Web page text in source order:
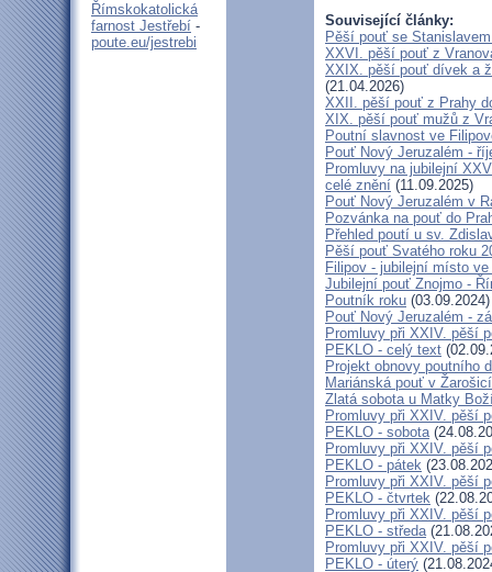
Římskokatolická
farnost Jestřebí -
poute.eu/jestrebi
Související články:
Pěší pouť se
XXVI. pěší pouť z
XXIX. pěší pouť dívek a
(21.04.2026)
XXII. pěší pouť z Prahy
XIX. pěší pouť mužů z
Poutní slavnost ve
Pouť Nový Jeruzalém -
Promluvy na jubilejní
celé znění (11.09.2025)
Pouť Nový Jeruzalém v
Pozvánka na pouť do
Přehled poutí u sv.
Pěší pouť Svatého roku
Filipov - jubilejní místo
Jubilejní pouť Znojmo -
Poutník roku (03.09.2024)
Pouť Nový Jeruzalém -
Promluvy při XXIV. pěší
PEKLO - celý text
Projekt obnovy poutního
Mariánská pouť v
Zlatá sobota u Matky
Promluvy při XXIV. pěší
PEKLO - sobota
Promluvy při XXIV. pěší
PEKLO - pátek
Promluvy při XXIV. pěší
PEKLO - čtvrtek
Promluvy při XXIV. pěší
PEKLO - středa
Promluvy při XXIV. pěší
PEKLO - úterý